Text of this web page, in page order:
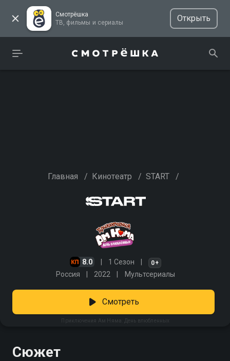
Смотрёшка
ТВ, фильмы и сериалы
Открыть
Главная / Кинотеатр / START /
8.0 1 Сезон 0+
Россия 2022 Мультсериалы
Приключения Ам Няма: День влюбленных
Смотреть
Сюжет